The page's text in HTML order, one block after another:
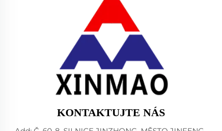
KONTAKTUJTE NÁS